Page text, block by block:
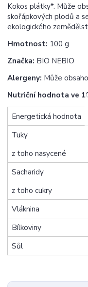
Kokos plátky*. Může
skořápkových plodů a
ekologického
Hmotnost: 100 g
Značka: BIO NEBIO
Alergeny: Může
Nutriční hodnota ve
Energetická hodnota
Tuky
z toho nasycené
Sacharidy
z toho cukry
Vláknina
Bílkoviny
Sůl